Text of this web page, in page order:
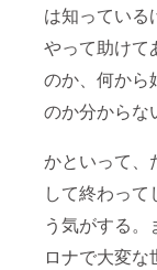
は知っている
やって助けて
のか、何から
のか分からな
かといって、
して終わって
う気がする。
ロナで大変な